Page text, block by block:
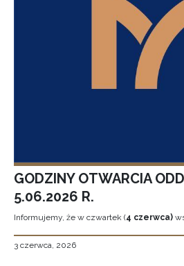
GODZINY OTWARCIA
5.06.2026 R.
Informujemy, że w czwartek (4 czerwca)
3 czerwca, 2026